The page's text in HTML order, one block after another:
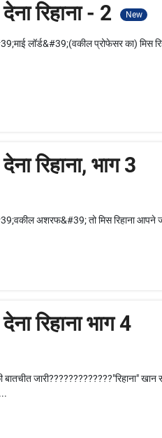
रिहाना - 2 New
लॉर्ड&#39;(वकील प्रोफेसर का) मिस
रिहाना, भाग 3
अशरफ&#39; तो मिस रिहाना आपने
रिहाना भाग 4
बातचीत जारी?????????????"रिहाना"